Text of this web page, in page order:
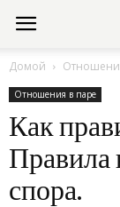
Консультации
психолога
онлайн
Домой
Отношения в паре
Как
Правила
спора.